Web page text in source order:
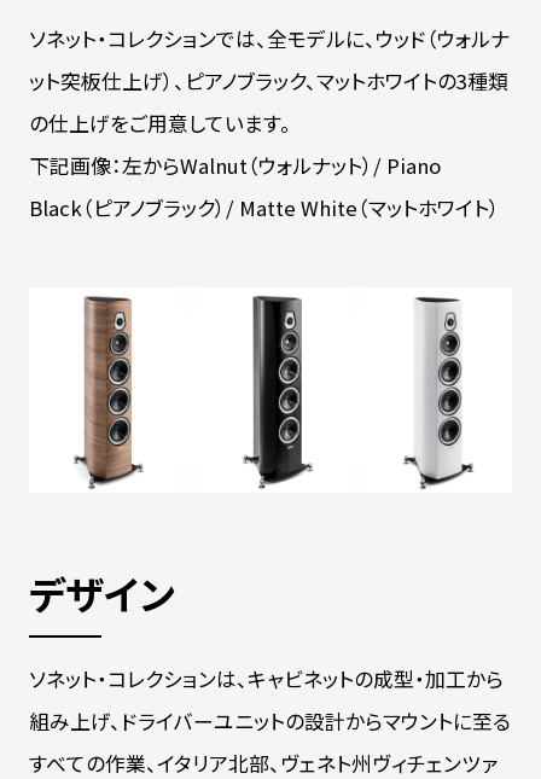
ソネット・コレクションでは、全モデルに、ウッド（ウォルナ
ット突板仕上げ）、ピアノブラック、マットホワイトの3種類
の仕上げをご用意しています。
下記画像：左からWalnut（ウォルナット）/ Piano
Black（ピアノブラック）/ Matte White（マットホワイト）
デザイン
ソネット・コレクションは、キャビネットの成型・加工から
組み上げ、ドライバーユニットの設計からマウントに至る
すべての作業、イタリア北部、ヴェネト州ヴィチェンツァ